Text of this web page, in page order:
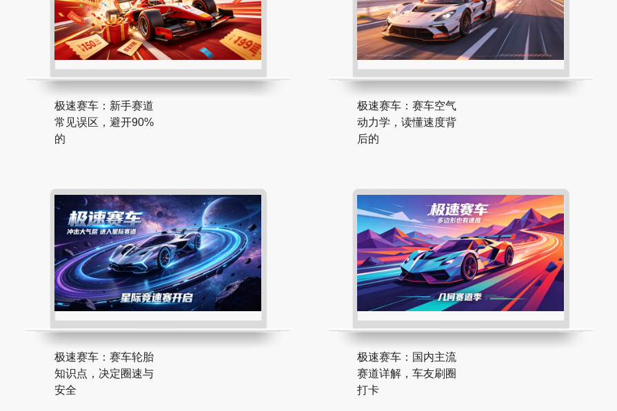
极速赛车：新手赛道
常见误区，避开90%
的
极速赛车：赛车空气
动力学，读懂速度背
后的
极速赛车：赛车轮胎
知识点，决定圈速与
安全
极速赛车：国内主流
赛道详解，车友刷圈
打卡